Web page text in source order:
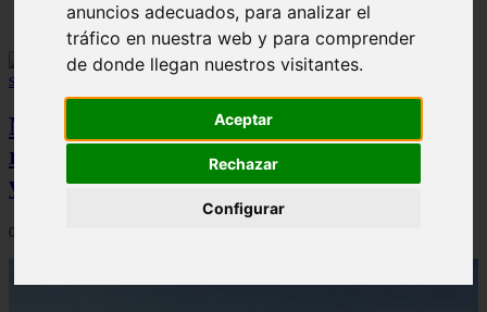
anuncios adecuados, para analizar el
tráfico en nuestra web y para comprender
de donde llegan nuestros visitantes.
Aceptar
Rechazar
Configurar
Mica Viciconte y Fabián Cubero
rediseñan su jardín: descanso, seguridad
y estilo en cada rincón
09/08/2026